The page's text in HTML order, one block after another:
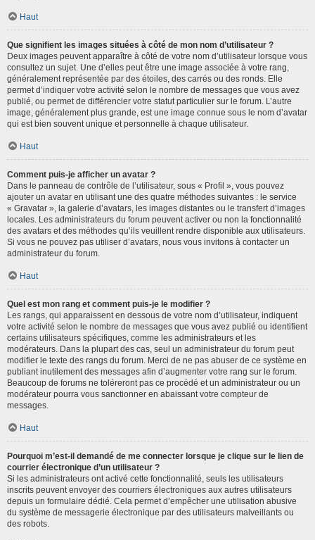
Haut
Que signifient les images situées à côté de mon nom d’utilisateur ?
Deux images peuvent apparaître à côté de votre nom d’utilisateur lorsque vous
consultez un sujet. Une d’elles peut être une image associée à votre rang,
généralement représentée par des étoiles, des carrés ou des ronds. Elle
permet d’indiquer votre activité selon le nombre de messages que vous avez
publié, ou permet de différencier votre statut particulier sur le forum. L’autre
image, généralement plus grande, est une image connue sous le nom d’avatar
qui est bien souvent unique et personnelle à chaque utilisateur.
Haut
Comment puis-je afficher un avatar ?
Dans le panneau de contrôle de l’utilisateur, sous « Profil », vous pouvez
ajouter un avatar en utilisant une des quatre méthodes suivantes : le service
« Gravatar », la galerie d’avatars, les images distantes ou le transfert d’images
locales. Les administrateurs du forum peuvent activer ou non la fonctionnalité
des avatars et des méthodes qu’ils veuillent rendre disponible aux utilisateurs.
Si vous ne pouvez pas utiliser d’avatars, nous vous invitons à contacter un
administrateur du forum.
Haut
Quel est mon rang et comment puis-je le modifier ?
Les rangs, qui apparaissent en dessous de votre nom d’utilisateur, indiquent
votre activité selon le nombre de messages que vous avez publié ou identifient
certains utilisateurs spécifiques, comme les administrateurs et les
modérateurs. Dans la plupart des cas, seul un administrateur du forum peut
modifier le texte des rangs du forum. Merci de ne pas abuser de ce système en
publiant inutilement des messages afin d’augmenter votre rang sur le forum.
Beaucoup de forums ne toléreront pas ce procédé et un administrateur ou un
modérateur pourra vous sanctionner en abaissant votre compteur de
messages.
Haut
Pourquoi m’est-il demandé de me connecter lorsque je clique sur le lien de
courrier électronique d’un utilisateur ?
Si les administrateurs ont activé cette fonctionnalité, seuls les utilisateurs
inscrits peuvent envoyer des courriers électroniques aux autres utilisateurs
depuis un formulaire dédié. Cela permet d’empêcher une utilisation abusive
du système de messagerie électronique par des utilisateurs malveillants ou
des robots.